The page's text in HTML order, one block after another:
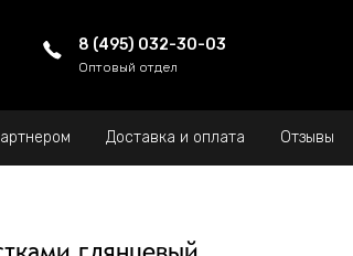
8 (495) 032-30-03
Оптовый отдел
Доставка и оплата Отзывы